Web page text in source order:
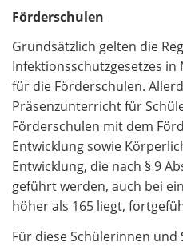
Förderschulen
Grundsätzlich gelten die
Infektionsschutzgesetzes
für die Förderschulen.
Präsenzunterricht für
Förderschulen mit dem
Entwicklung sowie
Entwicklung, die nach § 9
geführt werden, auch bei
höher als 165 liegt,
Für diese Schülerinnen